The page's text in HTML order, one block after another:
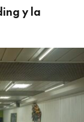
y la